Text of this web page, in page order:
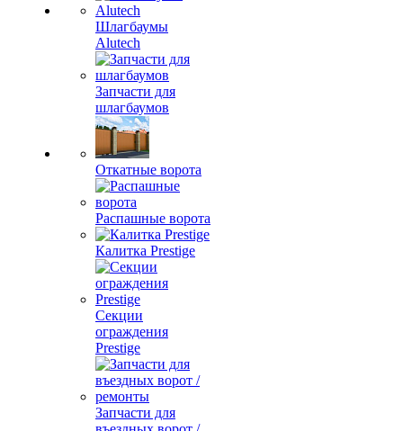
Шлагбаумы
Alutech
Запчасти для
шлагбаумов
Откатные ворота
Распашные ворота
Калитка Prestige
Секции
ограждения
Prestige
Запчасти для